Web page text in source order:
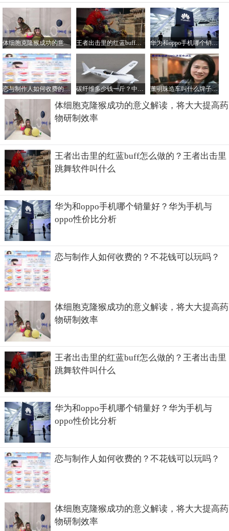
许墨为什么可以不睡觉
许墨是一位具有超能力的科学家，进入许墨的视线中的女主
人公都被看成是试验品，他接触任何一个女子都是为了成功
的将她们俘获为自己的科学实验品，他是一位几近疯狂的科
学家，有时候他连自己本人都不会当人看，三天三夜不睡
觉。他用感情来诱导对方，在他的温柔陷阱中无法挣脱，越
陷越深。
体细胞克隆猴成功的意义解读，将大大提高药物研制效率 王者出击里的红蓝buff怎么做的？王者出击里跳舞软件叫什么 华为和oppo手机哪个销量好？华为手机与oppo性价比分析
恋与制作人如何收费的？不花钱可以玩吗？ 碳纤维多少钱一斤？中国最好的碳纤维公司是哪家？ 董明珠造车叫什么牌子？她的电动汽车一辆多少钱？
体细胞克隆猴成功的意义解读，将大大提高药
物研制效率
王者出击里的红蓝buff怎么做的？王者出击里
跳舞软件叫什么
华为和oppo手机哪个销量好？华为手机与
oppo性价比分析
恋与制作人如何收费的？不花钱可以玩吗？
体细胞克隆猴成功的意义解读，将大大提高药
物研制效率
王者出击里的红蓝buff怎么做的？王者出击里
跳舞软件叫什么
华为和oppo手机哪个销量好？华为手机与
oppo性价比分析
恋与制作人如何收费的？不花钱可以玩吗？
体细胞克隆猴成功的意义解读，将大大提高药
物研制效率